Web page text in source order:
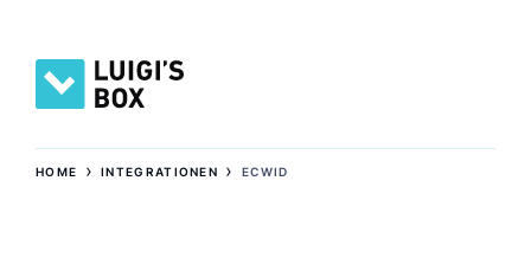
HOME ›INTEGRATIONEN › ECWID